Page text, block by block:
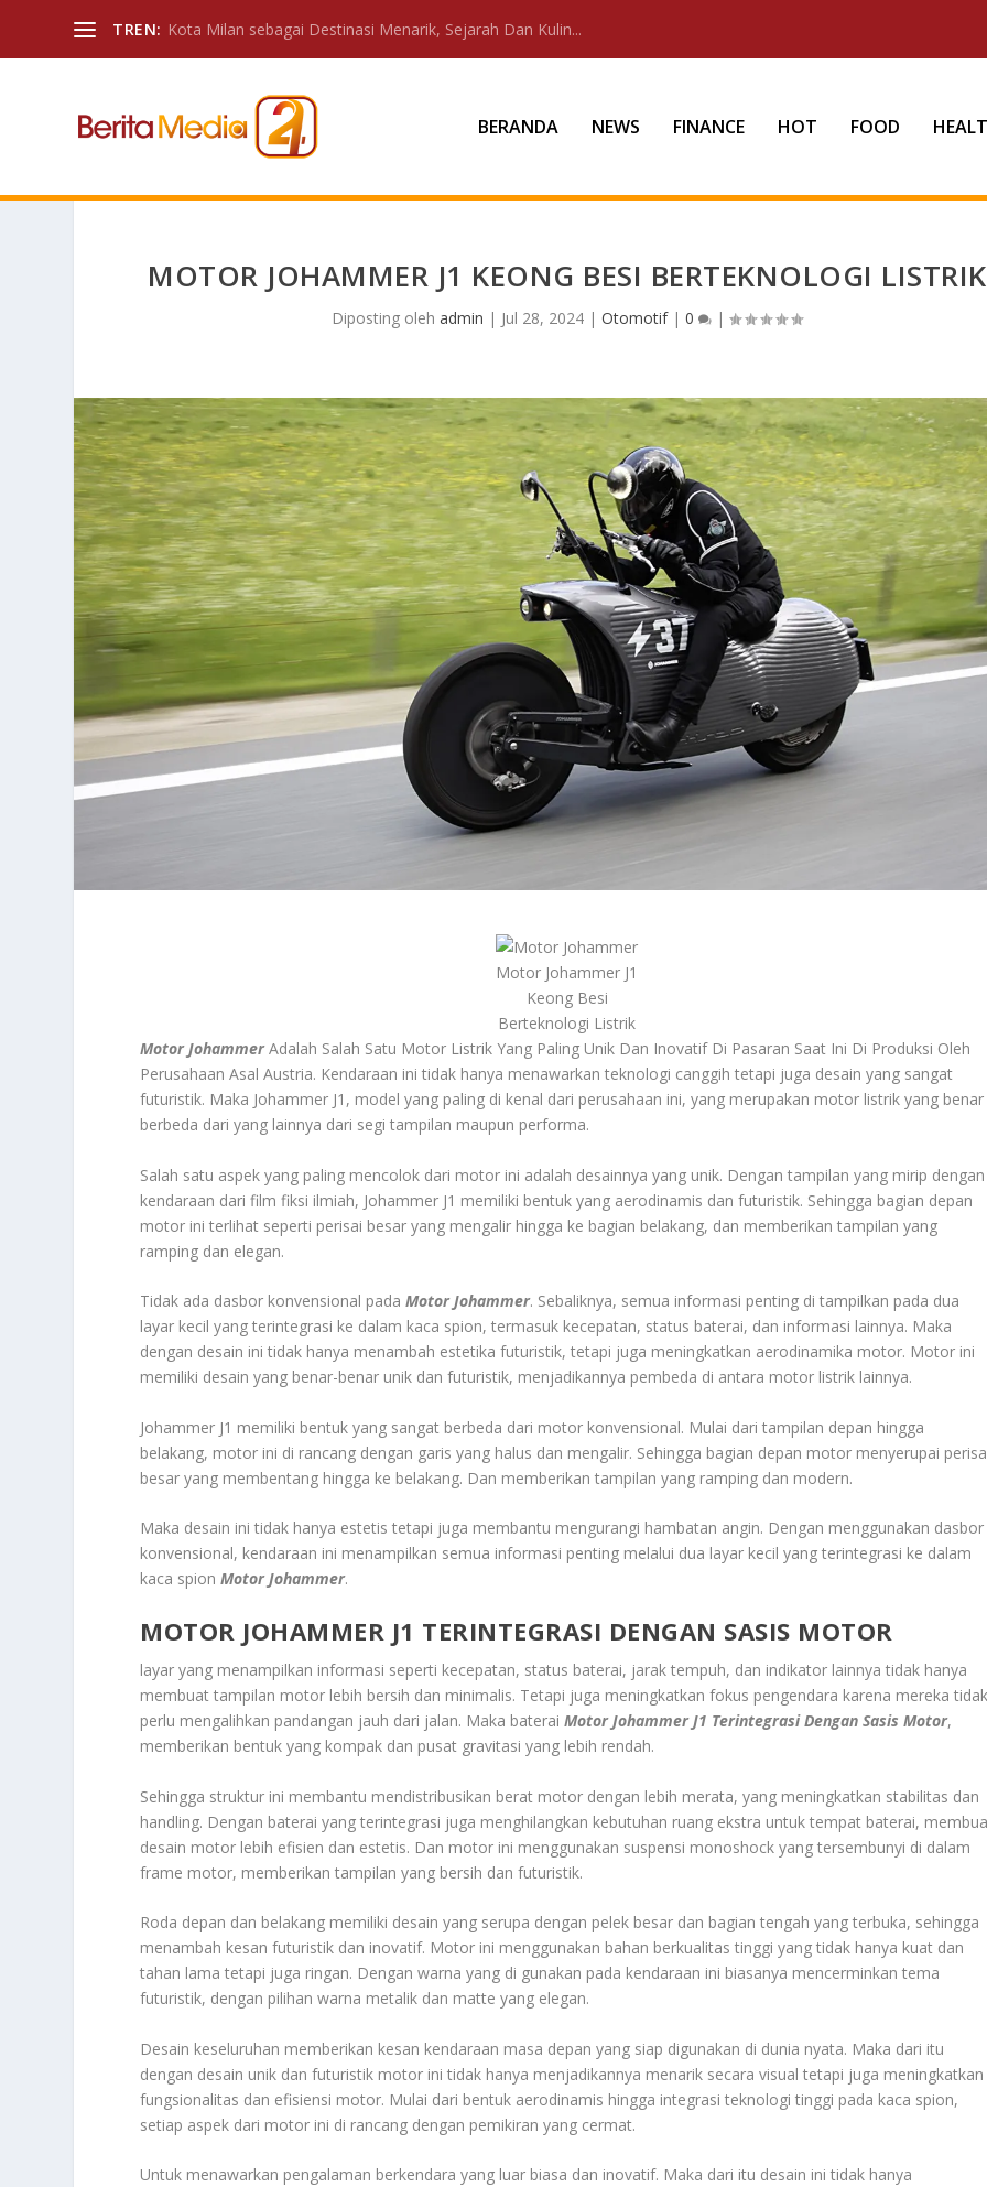
TREN: Kota Milan sebagai Destinasi Menarik, Sejarah Dan Kulin...
BERANDA NEWS FINANCE HOT FOOD
MOTOR JOHAMMER J1 KEONG BESI BERTEKNOLOGI LISTRIK
Diposting olehadmin | Jul 28, 2024 |Otomotif|0 |
Motor Johammer J1
Keong Besi
Berteknologi Listrik
Motor JohammerAdalah Salah Satu Motor Listrik Yang Paling Unik Dan Inovatif Di Pasaran Saat Ini Di Produksi Oleh
Perusahaan Asal Austria. Kendaraan ini tidak hanya menawarkan teknologi canggih tetapi juga desain yang sangat
futuristik. Maka Johammer J1, model yang paling di kenal dari perusahaan ini, yang merupakan motor listrik yang benar
berbeda dari yang lainnya dari segi tampilan maupun performa.
Salah satu aspek yang paling mencolok dari motor ini adalah desainnya yang unik. Dengan tampilan yang mirip dengan
kendaraan dari film fiksi ilmiah, Johammer J1 memiliki bentuk yang aerodinamis dan futuristik. Sehingga bagian depan
motor ini terlihat seperti perisai besar yang mengalir hingga ke bagian belakang, dan memberikan tampilan yang
ramping dan elegan.
Tidak ada dasbor konvensional padaMotor Johammer. Sebaliknya, semua informasi penting di tampilkan pada dua
layar kecil yang terintegrasi ke dalam kaca spion, termasuk kecepatan, status baterai, dan informasi lainnya. Maka
dengan desain ini tidak hanya menambah estetika futuristik, tetapi juga meningkatkan aerodinamika motor. Motor ini
memiliki desain yang benar-benar unik dan futuristik, menjadikannya pembeda di antara motor listrik lainnya.
Johammer J1 memiliki bentuk yang sangat berbeda dari motor konvensional. Mulai dari tampilan depan hingga
belakang, motor ini di rancang dengan garis yang halus dan mengalir. Sehingga bagian depan motor menyerupai
besar yang membentang hingga ke belakang. Dan memberikan tampilan yang ramping dan modern.
Maka desain ini tidak hanya estetis tetapi juga membantu mengurangi hambatan angin. Dengan menggunakan dasbor
konvensional, kendaraan ini menampilkan semua informasi penting melalui dua layar kecil yang terintegrasi ke dalam
kaca spionMotor Johammer.
MOTOR JOHAMMER J1 TERINTEGRASI DENGAN SASIS MOTOR
layar yang menampilkan informasi seperti kecepatan, status baterai, jarak tempuh, dan indikator lainnya tidak hanya
membuat tampilan motor lebih bersih dan minimalis. Tetapi juga meningkatkan fokus pengendara karena mereka
perlu mengalihkan pandangan jauh dari jalan. Maka bateraiMotor Johammer J1 Terintegrasi Dengan Sasis Motor,
memberikan bentuk yang kompak dan pusat gravitasi yang lebih rendah.
Sehingga struktur ini membantu mendistribusikan berat motor dengan lebih merata, yang meningkatkan stabilitas dan
handling. Dengan baterai yang terintegrasi juga menghilangkan kebutuhan ruang ekstra untuk tempat baterai,
desain motor lebih efisien dan estetis. Dan motor ini menggunakan suspensi monoshock yang tersembunyi di dalam
frame motor, memberikan tampilan yang bersih dan futuristik.
Roda depan dan belakang memiliki desain yang serupa dengan pelek besar dan bagian tengah yang terbuka, sehingga
menambah kesan futuristik dan inovatif. Motor ini menggunakan bahan berkualitas tinggi yang tidak hanya kuat dan
tahan lama tetapi juga ringan. Dengan warna yang di gunakan pada kendaraan ini biasanya mencerminkan tema
futuristik, dengan pilihan warna metalik dan matte yang elegan.
Desain keseluruhan memberikan kesan kendaraan masa depan yang siap digunakan di dunia nyata. Maka dari itu
dengan desain unik dan futuristik motor ini tidak hanya menjadikannya menarik secara visual tetapi juga meningkatkan
fungsionalitas dan efisiensi motor. Mulai dari bentuk aerodinamis hingga integrasi teknologi tinggi pada kaca spion,
setiap aspek dari motor ini di rancang dengan pemikiran yang cermat.
Untuk menawarkan pengalaman berkendara yang luar biasa dan inovatif. Maka dari itu desain ini tidak hanya